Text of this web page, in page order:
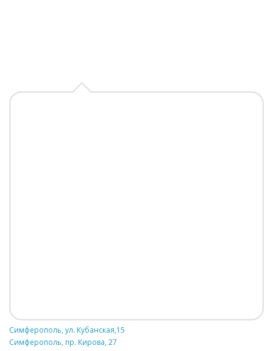
Симферополь, ул. Кубанская,15
Симферополь, пр. Кирова, 27